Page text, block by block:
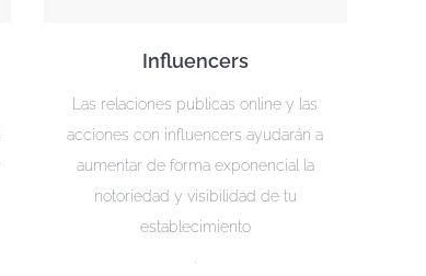
Influencers
Las relaciones publicas online y las
acciones con influencers ayudarán a
aumentar de forma exponencial la
notoriedad y visibilidad de tu
establecimiento